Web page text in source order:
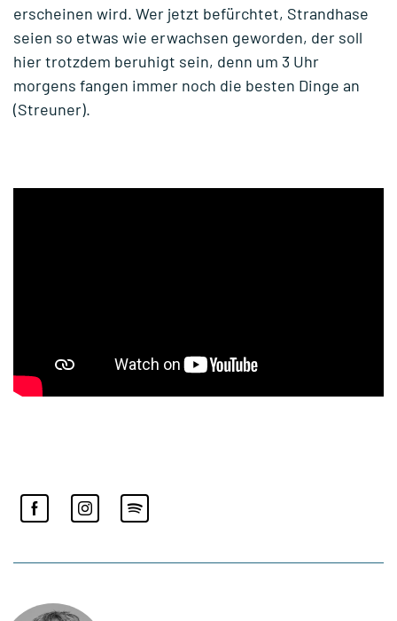
erscheinen wird. Wer jetzt befürchtet, Strandhase
seien so etwas wie erwachsen geworden, der soll
hier trotzdem beruhigt sein, denn um 3 Uhr
morgens fangen immer noch die besten Dinge an
(Streuner).